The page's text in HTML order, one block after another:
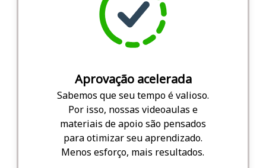
Aprovação acelerada
Sabemos que seu tempo é valioso.
Por isso, nossas videoaulas e
materiais de apoio são pensados
para otimizar seu aprendizado.
Menos esforço, mais resultados.